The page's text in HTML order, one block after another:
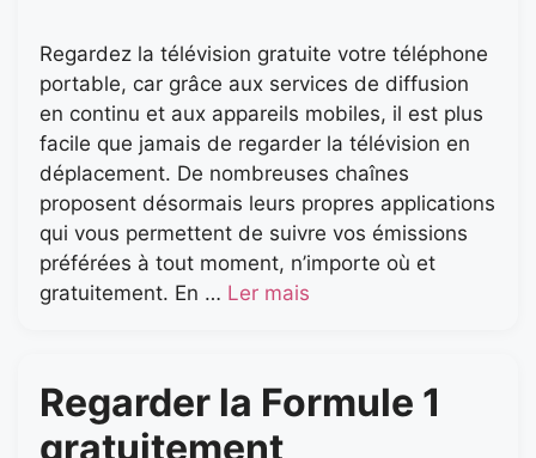
Regardez la télévision gratuite votre téléphone
portable, car grâce aux services de diffusion
en continu et aux appareils mobiles, il est plus
facile que jamais de regarder la télévision en
déplacement. De nombreuses chaînes
proposent désormais leurs propres applications
qui vous permettent de suivre vos émissions
préférées à tout moment, n’importe où et
gratuitement. En … Ler mais
Regarder la Formule 1
gratuitement